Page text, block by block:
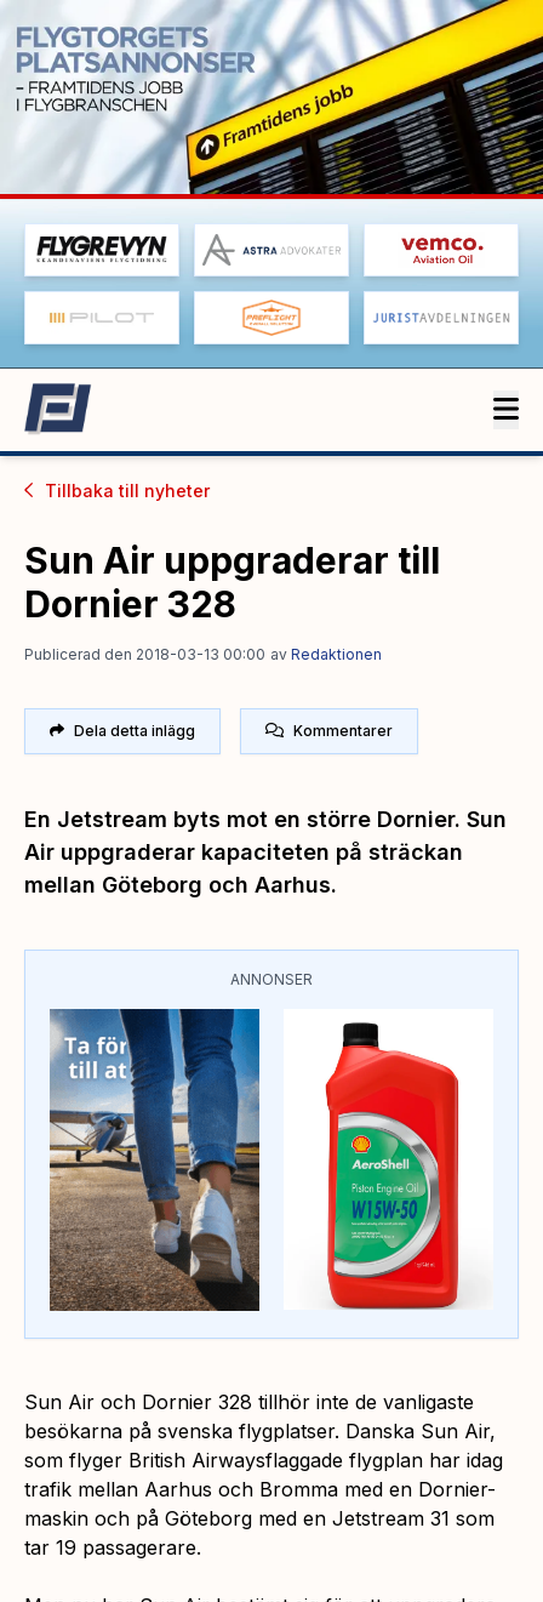
Tillbaka till nyheter
Sun Air uppgraderar till
Dornier 328
Publicerad den 2018-03-13 00:00 av Redaktionen
Dela detta inlägg Kommentarer
En Jetstream byts mot en större Dornier. Sun
Air uppgraderar kapaciteten på sträckan
mellan Göteborg och Aarhus.
ANNONSER
Sun Air och Dornier 328 tillhör inte de vanligaste
besökarna på svenska flygplatser. Danska Sun Air,
som flyger British Airwaysflaggade flygplan har idag
trafik mellan Aarhus och Bromma med en Dornier-
maskin och på Göteborg med en Jetstream 31 som
tar 19 passagerare.